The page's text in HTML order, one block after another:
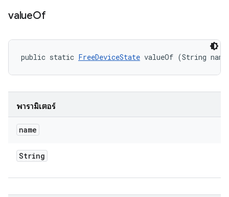
valueOf
public static FreeDeviceState valueOf (String
พารามิเตอร์
name
String